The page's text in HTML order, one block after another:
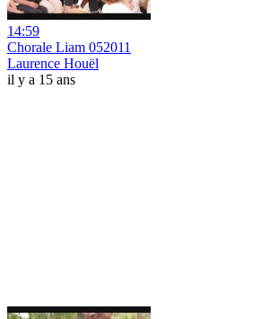
14:59
Chorale Liam 052011
Laurence Houël
il y a 15 ans